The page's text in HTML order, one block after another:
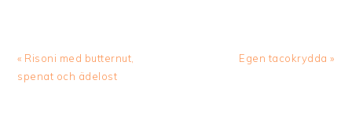
Previous
Post:
« Risoni med butternut,
spenat och ädelost
Next
Egen tacokrydda »